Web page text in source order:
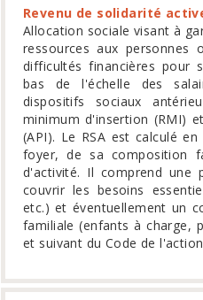
Revenu de solidarité
Allocation sociale visant à
ressources aux personnes
difficultés financières pour
bas de l'échelle des
dispositifs sociaux
minimum d'insertion (RMI)
(API). Le RSA est calculé
foyer, de sa composition
d'activité. Il comprend une
couvrir les besoins
etc.) et éventuellement un
familiale (enfants à charge,
et suivant du Code de